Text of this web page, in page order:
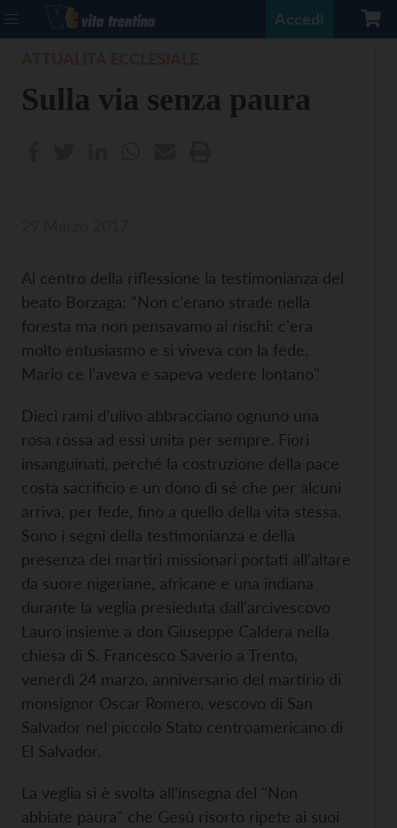
Accedi
Sulla via senza paura
Al centro della riflessione la testimonianza del
beato Borzaga: “Non c'erano strade nella
foresta ma non pensavamo ai rischi: c'era
molto entusiasmo e si viveva con la fede.
Mario ce l'aveva e sapeva vedere lontano"
Dieci rami d'ulivo abbracciano ognuno una
rosa rossa ad essi unita per sempre. Fiori
insanguinati, perché la costruzione della pace
costa sacrificio e un dono di sé che per alcuni
arriva, per fede, fino a quello della vita stessa.
Sono i segni della testimonianza e della
presenza dei martiri missionari portati all'altare
da suore nigeriane, africane e una indiana
durante la veglia presieduta dall'arcivescovo
Lauro insieme a don Giuseppe Caldera nella
chiesa di S. Francesco Saverio a Trento,
venerdì 24 marzo, anniversario del martirio di
monsignor Oscar Romero, vescovo di San
Salvador nel piccolo Stato centroamericano di
El Salvador.
La veglia si è svolta all'insegna del "Non
abbiate paura" che Gesù risorto ripete ai suoi